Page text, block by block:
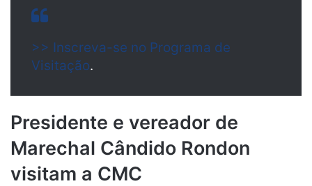
>> Inscreva-se no Programa de
Visitação.
Presidente e vereador de
Marechal Cândido Rondon
visitam a CMC